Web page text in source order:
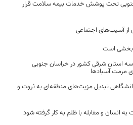
جنوبی تحت پوشش خدمات بیمه سلامت قرار
از آسیب‌های اجتماعی
است
سه استان شرقی کشور در خراسان جنوبی
مرمت آسبادها
تبدیل مزیت‌های منطقه‌ای به ثروت و
انسان و مقابله با ظلم به کار گرفته شود